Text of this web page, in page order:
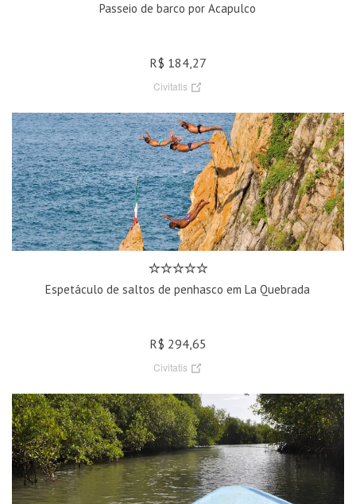
Passeio de barco por Acapulco
R$ 184,27
Civitatis
Espetáculo de saltos de penhasco em La Quebrada
R$ 294,65
Civitatis